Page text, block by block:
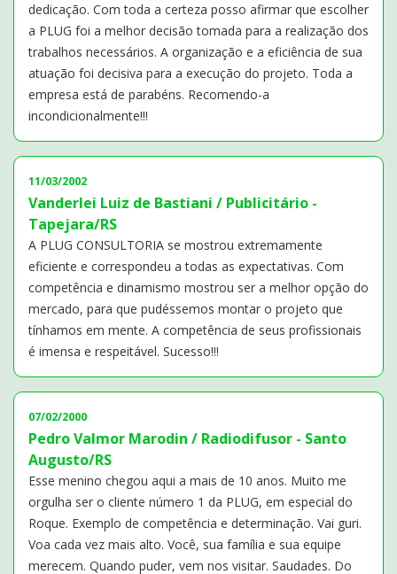
dedicação. Com toda a certeza posso afirmar que escolher
a PLUG foi a melhor decisão tomada para a realização dos
trabalhos necessários. A organização e a eficiência de sua
atuação foi decisiva para a execução do projeto. Toda a
empresa está de parabéns. Recomendo-a
incondicionalmente!!!
11/03/2002
Vanderlei Luiz de Bastiani / Publicitário -
Tapejara/RS
A PLUG CONSULTORIA se mostrou extremamente
eficiente e correspondeu a todas as expectativas. Com
competência e dinamismo mostrou ser a melhor opção do
mercado, para que pudéssemos montar o projeto que
tínhamos em mente. A competência de seus profissionais
é imensa e respeitável. Sucesso!!!
07/02/2000
Pedro Valmor Marodin / Radiodifusor - Santo
Augusto/RS
Esse menino chegou aqui a mais de 10 anos. Muito me
orgulha ser o cliente número 1 da PLUG, em especial do
Roque. Exemplo de competência e determinação. Vai guri.
Voa cada vez mais alto. Você, sua família e sua equipe
merecem. Quando puder, vem nos visitar. Saudades. Do